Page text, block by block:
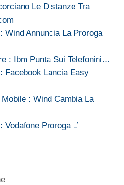
Le Distanze Tra
Wind Annuncia La Proroga
: Ibm Punta Sui Telefonini…
Facebook Lancia Easy
: Wind Cambia La
Vodafone Proroga L’